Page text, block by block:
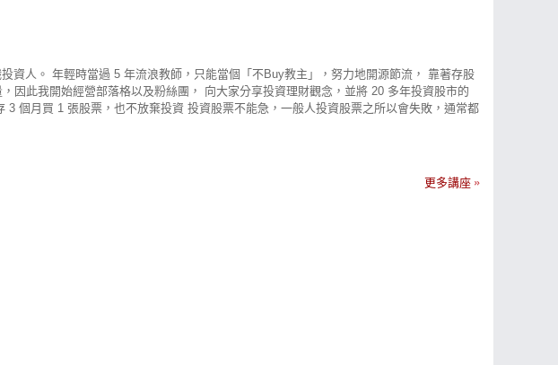
資人。 年輕時當過 5 年流浪教師，只能當個「不Buy教主」，努力地開源節流， 靠著存股
因此我開始經營部落格以及粉絲團， 向大家分享投資理財觀念，並將 20 多年投資股市的
個月買 1 張股票，也不放棄投資 投資股票不能急，一般人投資股票之所以會失敗，通常都
看不到股票的價值，長時間下來就會做出錯誤決策。 投資有價值的股票，最迷人之處就是
好股票，遲早達到財富自由， 只要越早投資存股，越早感受到複利存股的威力，股利與價
更多講座